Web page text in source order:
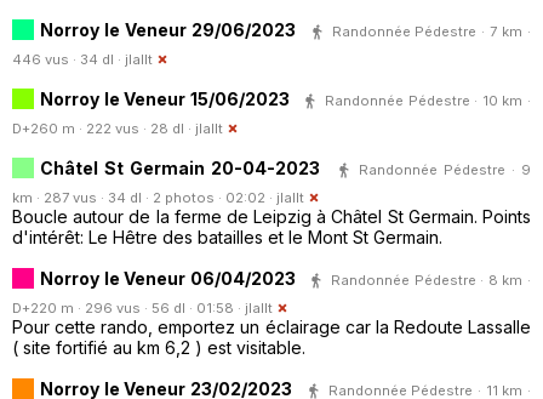
Norroy le Veneur 29/06/2023
Randonnée Pédestre · 7 km ·
446 vus · 34 dl · jlallt
Norroy le Veneur 15/06/2023
Randonnée Pédestre · 10 km ·
D+260 m · 222 vus · 28 dl · jlallt
Châtel St Germain 20-04-2023
Randonnée Pédestre · 9
km · 287 vus · 34 dl · 2 photos · 02:02 · jlallt
Boucle autour de la ferme de Leipzig à Châtel St Germain. Points
d'intérêt: Le Hêtre des batailles et le Mont St Germain.
Norroy le Veneur 06/04/2023
Randonnée Pédestre · 8 km ·
D+220 m · 296 vus · 56 dl · 01:58 · jlallt
Pour cette rando, emportez un éclairage car la Redoute Lassalle
( site fortifié au km 6,2 ) est visitable.
Norroy le Veneur 23/02/2023
Randonnée Pédestre · 11 km ·